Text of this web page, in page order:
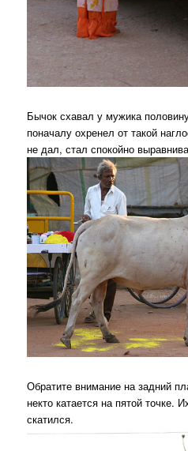
Бычок схавал у мужика
поначалу охренел от такой
не дал, стал спокойно
Обратите внимание на задний
некто катается на пятой точке.
скатился.